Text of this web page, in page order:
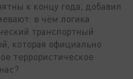
к концу года, добавил
в чём логика
транспортный
которая официально
террористическое